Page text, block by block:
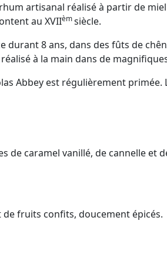
artisanal réalisé à partir de
au XVIIèmsiècle.
durant 8 ans, dans des fûts de
à la main dans de
Abbey est régulièrement
de caramel vanillé, de cannelle et
fruits confits, doucement épicés.